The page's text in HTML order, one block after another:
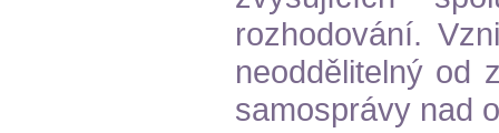
rozhodování.
neoddělitelný od
samosprávy nad